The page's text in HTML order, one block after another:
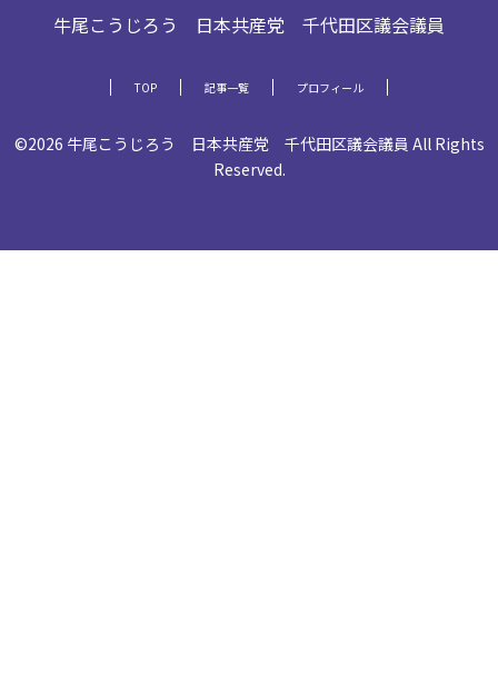
牛尾こうじろう 日本共産党 千代田区議会議員
TOP 記事一覧 プロフィール
©2026 牛尾こうじろう 日本共産党 千代田区議会議員 All Rights
Reserved.